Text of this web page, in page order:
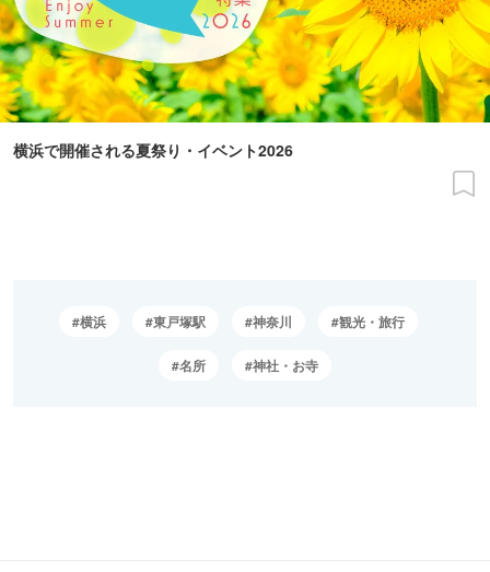
横浜で開催される夏祭り・イベント2026
横浜 東戸塚駅 神奈川 観光・旅行
名所 神社・お寺